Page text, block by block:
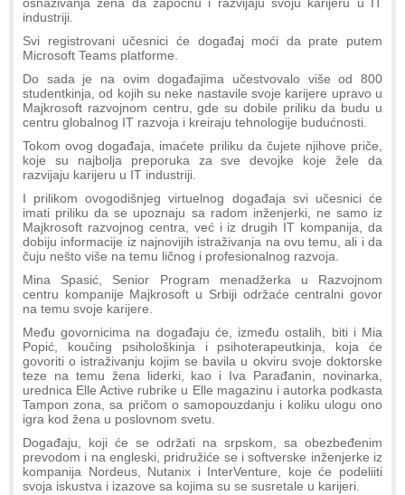
industriji.
Svi registrovani učesnici će događaj moći da prate putem
Microsoft Teams platforme.
Do sada je na ovim događajima učestvovalo više od 800
studentkinja, od kojih su neke nastavile svoje karijere upravo u
Majkrosoft razvojnom centru, gde su dobile priliku da budu u
centru globalnog IT razvoja i kreiraju tehnologije budućnosti.
Tokom ovog događaja, imaćete priliku da čujete njihove priče,
koje su najbolja preporuka za sve devojke koje žele da
razvijaju karijeru u IT industriji.
I prilikom ovogodišnjeg virtuelnog događaja svi učesnici će
imati priliku da se upoznaju sa radom inženjerki, ne samo iz
Majkrosoft razvojnog centra, već i iz drugih IT kompanija, da
dobiju informacije iz najnovijih istraživanja na ovu temu, ali i da
čuju nešto više na temu ličnog i profesionalnog razvoja.
Mina Spasić, Senior Program menadžerka u Razvojnom
centru kompanije Majkrosoft u Srbiji održaće centralni govor
na temu svoje karijere.
Među govornicima na događaju će, između ostalih, biti i Mia
Popić, koučing psihološkinja i psihoterapeutkinja, koja će
govoriti o istraživanju kojim se bavila u okviru svoje doktorske
teze na temu žena liderki, kao i Iva Parađanin, novinarka,
urednica Elle Active rubrike u Elle magazinu i autorka podkasta
Tampon zona, sa pričom o samopouzdanju i koliku ulogu ono
igra kod žena u poslovnom svetu.
Događaju, koji će se održati na srpskom, sa obezbeđenim
prevodom i na engleski, pridružiće se i softverske inženjerke iz
kompanija Nordeus, Nutanix i InterVenture, koje će podeliiti
svoja iskustva i izazove sa kojima su se susretale u karijeri.